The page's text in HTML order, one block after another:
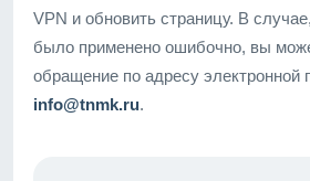
VPN и обновить страницу. В
было применено ошибочно, вы
обращение по адресу электронной
info@tnmk.ru.